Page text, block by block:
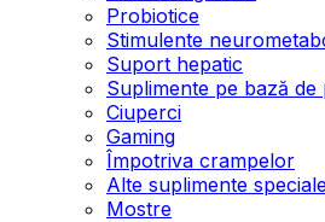
Probiotice
Stimulente
Suport hepatic
Suplimente pe bază de
Ciuperci
Gaming
Împotriva crampelor
Alte suplimente
Mostre